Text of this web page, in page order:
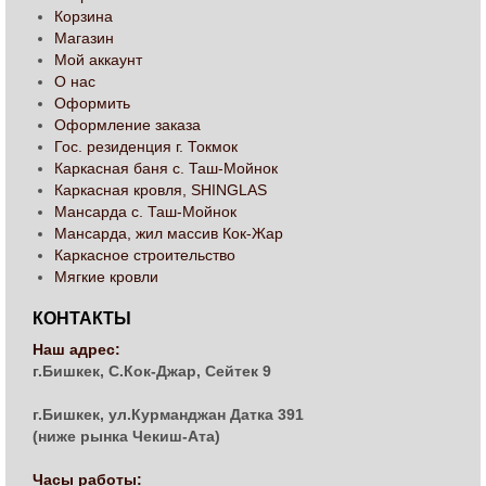
Корзина
Магазин
Мой аккаунт
О нас
Оформить
Оформление заказа
Гос. резиденция г. Токмок
Каркасная баня с. Таш-Мойнок
Каркасная кровля, SHINGLAS
Мансарда с. Таш-Мойнок
Мансарда, жил массив Кок-Жар
Каркасное строительство
Мягкие кровли
КОНТАКТЫ
Наш адрес:
г.Бишкек, С.Кок-Джар, Сейтек 9
г.Бишкек, ул.Курманджан Датка 391
(ниже рынка Чекиш-Ата)
Часы работы: